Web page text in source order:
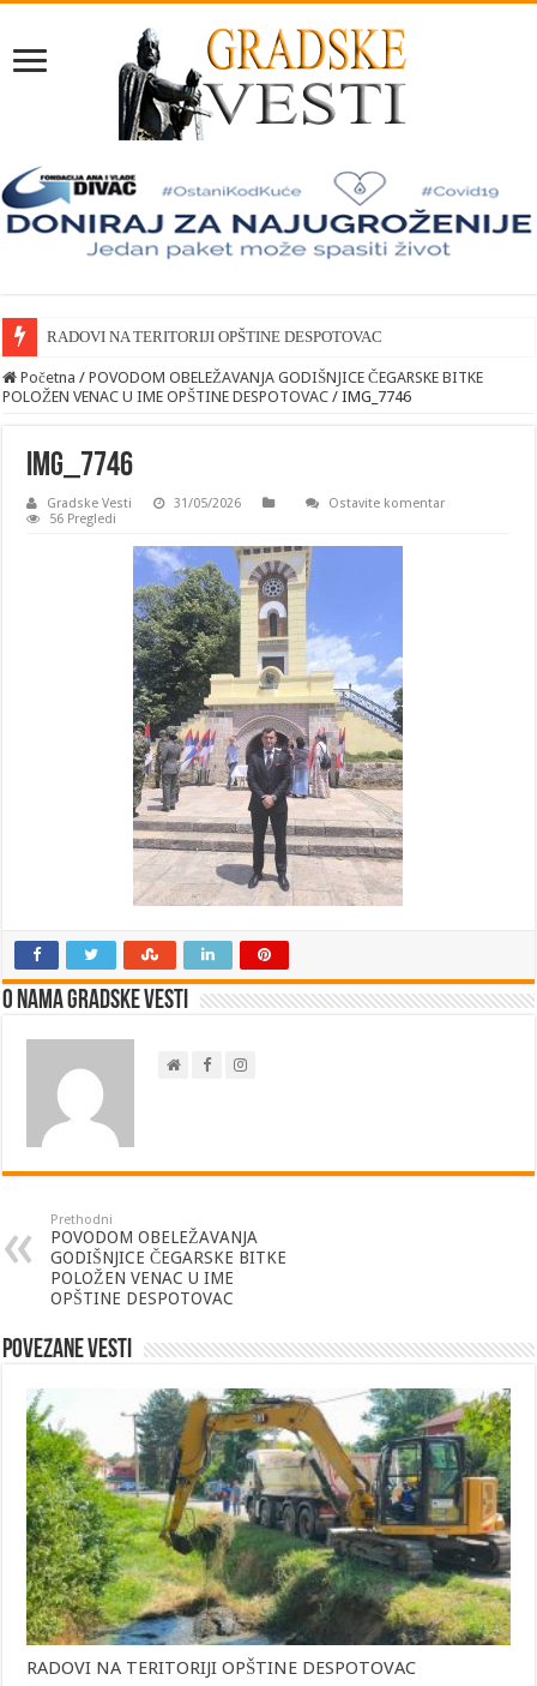
RADOVI NA TERITORIJI OPŠTINE DESPOTOVAC
Početna / POVODOM OBELEŽAVANJA GODIŠNJICE ČEGARSKE BITKE
POLOŽEN VENAC U IME OPŠTINE DESPOTOVAC / IMG_7746
IMG_7746
Gradske Vesti 31/05/2026
Ostavite komentar
56 Pregledi
O nama Gradske Vesti
Prethodni
POVODOM OBELEŽAVANJA
GODIŠNJICE ČEGARSKE BITKE
POLOŽEN VENAC U IME
OPŠTINE DESPOTOVAC
Povezane vesti
RADOVI NA TERITORIJI OPŠTINE DESPOTOVAC